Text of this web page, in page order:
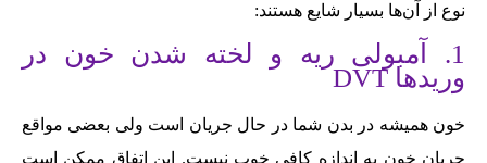
نوع از آن‌ها بسیار شایع هستند:
1. آمبولی ریه و لخته شدن خون در
وريدها DVT
خون همیشه در بدن شما در حال جریان است ولی بعضی مواقع
جریان خون به اندازه‌ کافی خوب نیست. این اتفاق ممکن است